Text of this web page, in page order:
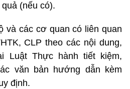
(nếu có).
và các cơ quan có liên quan
CLP theo các nội dung,
Luật Thực hành tiết kiệm,
văn bản hướng dẫn kèm
định.